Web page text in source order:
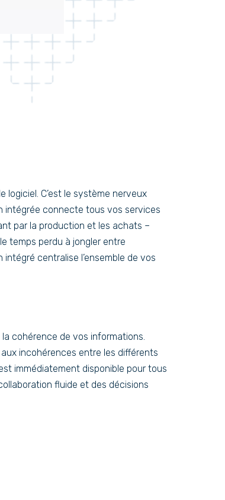
logiciel. C’est le système nerveux
intégrée connecte tous vos services
par la production et les achats –
temps perdu à jongler entre
centralise l’ensemble de vos
cohérence de vos informations.
incohérences entre les différents
immédiatement disponible pour tous
fluide et des décisions